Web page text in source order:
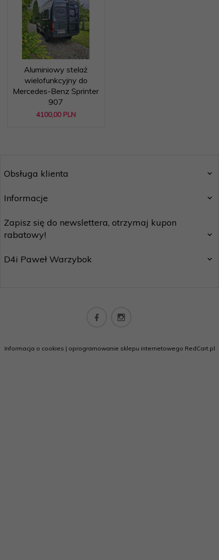
Aluminiowy stelaż
wielofunkcyjny do
Mercedes-Benz Sprinter
907
4100,00 PLN
Obsługa klienta
Informacje
Zapisz się do newslettera, otrzymaj kupon
rabatowy!
D4i Paweł Warzybok
Informacja o cookies | oprogramowanie sklepu internetowego RedCart.pl